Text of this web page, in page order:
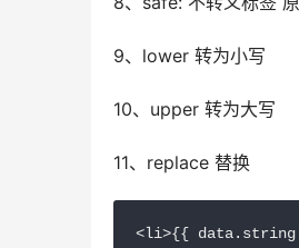
9、lower 转为小写
10、upper 转为大写
11、replace 替换
<li>{{